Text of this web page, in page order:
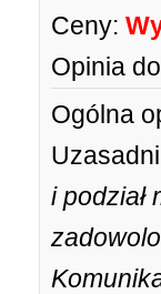
Ceny:
Opinia
Ogólna
i podział